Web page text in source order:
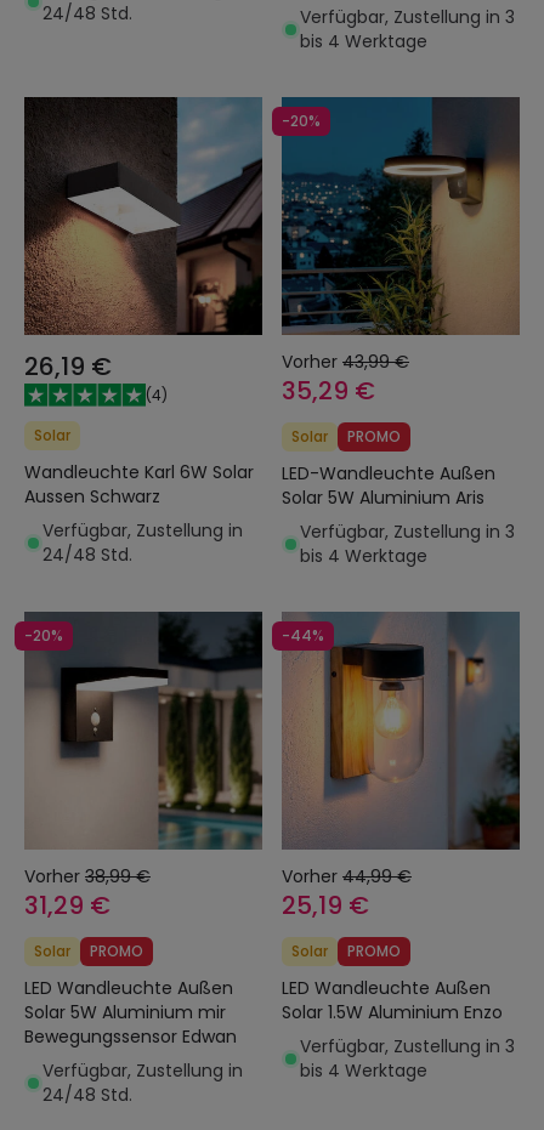
24/48 Std.
Verfügbar, Zustellung in 3
bis 4 Werktage
26,19 €
(4)
Solar
Wandleuchte Karl 6W Solar
Aussen Schwarz
Verfügbar, Zustellung in
24/48 Std.
-20%
Vorher 43,99 €
35,29 €
Solar PROMO
LED-Wandleuchte Außen
Solar 5W Aluminium Aris
Verfügbar, Zustellung in 3
bis 4 Werktage
-20%
Vorher 38,99 €
31,29 €
Solar PROMO
LED Wandleuchte Außen
Solar 5W Aluminium mir
Bewegungssensor Edwan
Verfügbar, Zustellung in
24/48 Std.
-44%
Vorher 44,99 €
25,19 €
Solar PROMO
LED Wandleuchte Außen
Solar 1.5W Aluminium Enzo
Verfügbar, Zustellung in 3
bis 4 Werktage